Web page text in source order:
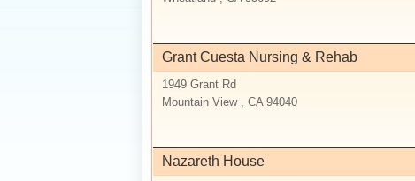
Grant Cuesta Nursing & Rehab
1949 Grant Rd
Mountain View , CA 94040
Nazareth House